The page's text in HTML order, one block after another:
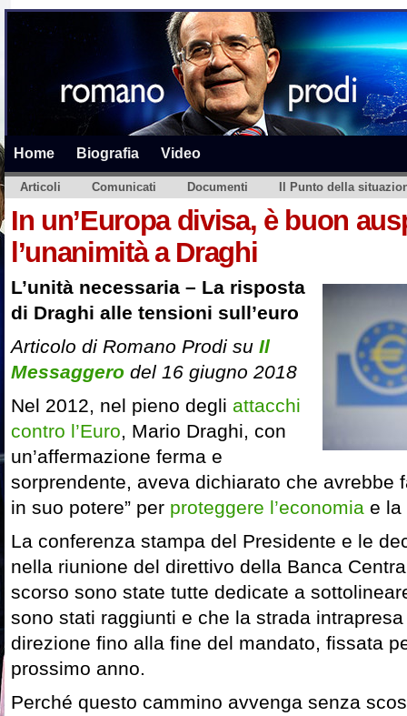
Home Biografia Video
Articoli Comunicati Documenti Il Punto della
In un’Europa divisa, è buon
l’unanimità a Draghi
L’unità necessaria – La risposta
di Draghi alle tensioni sull’euro
Articolo di Romano Prodi su Il
Messaggero del 16 giugno 2018
Nel 2012, nel pieno degli attacchi
contro l’Euro, Mario Draghi, con
un’affermazione ferma e
sorprendente, aveva dichiarato che avrebbe
in suo potere” per proteggere l’economia e la
La conferenza stampa del Presidente e le
nella riunione del direttivo della Banca
scorso sono state tutte dedicate a
sono stati raggiunti e che la strada
direzione fino alla fine del mandato, fissata
prossimo anno.
Perché questo cammino avvenga senza